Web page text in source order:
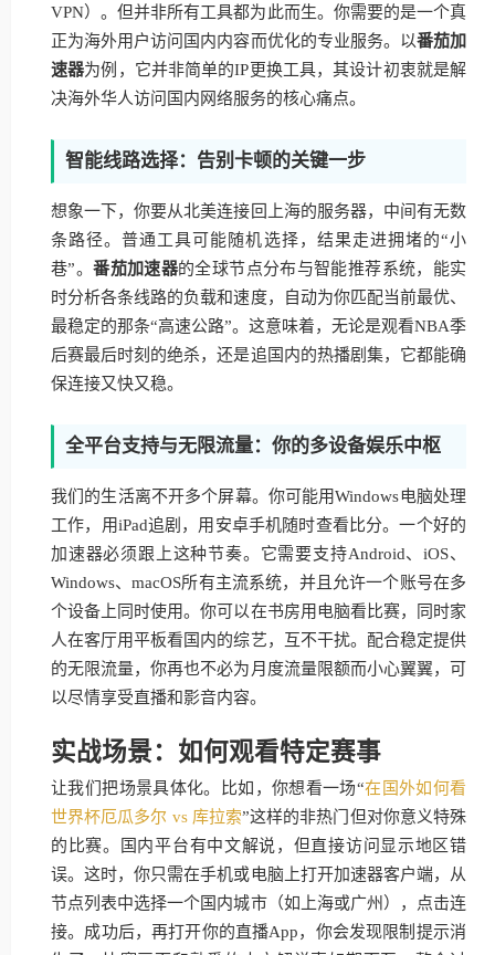
VPN）。但并非所有工具都为此而生。你需要的是一个真
正为海外用户访问国内内容而优化的专业服务。以番茄加
速器为例，它并非简单的IP更换工具，其设计初衷就是解
决海外华人访问国内网络服务的核心痛点。
智能线路选择：告别卡顿的关键一步
想象一下，你要从北美连接回上海的服务器，中间有无数
条路径。普通工具可能随机选择，结果走进拥堵的“小
巷”。番茄加速器的全球节点分布与智能推荐系统，能实
时分析各条线路的负载和速度，自动为你匹配当前最优、
最稳定的那条“高速公路”。这意味着，无论是观看NBA季
后赛最后时刻的绝杀，还是追国内的热播剧集，它都能确
保连接又快又稳。
全平台支持与无限流量：你的多设备娱乐中枢
我们的生活离不开多个屏幕。你可能用Windows电脑处理
工作，用iPad追剧，用安卓手机随时查看比分。一个好的
加速器必须跟上这种节奏。它需要支持Android、iOS、
Windows、macOS所有主流系统，并且允许一个账号在多
个设备上同时使用。你可以在书房用电脑看比赛，同时家
人在客厅用平板看国内的综艺，互不干扰。配合稳定提供
的无限流量，你再也不必为月度流量限额而小心翼翼，可
以尽情享受直播和影音内容。
实战场景：如何观看特定赛事
让我们把场景具体化。比如，你想看一场“在国外如何看
世界杯厄瓜多尔 vs 库拉索”这样的非热门但对你意义特殊
的比赛。国内平台有中文解说，但直接访问显示地区错
误。这时，你只需在手机或电脑上打开加速器客户端，从
节点列表中选择一个国内城市（如上海或广州），点击连
接。成功后，再打开你的直播App，你会发现限制提示消